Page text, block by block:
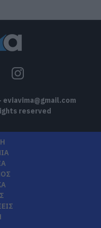
τη
eviavima@gmail.com
reserved